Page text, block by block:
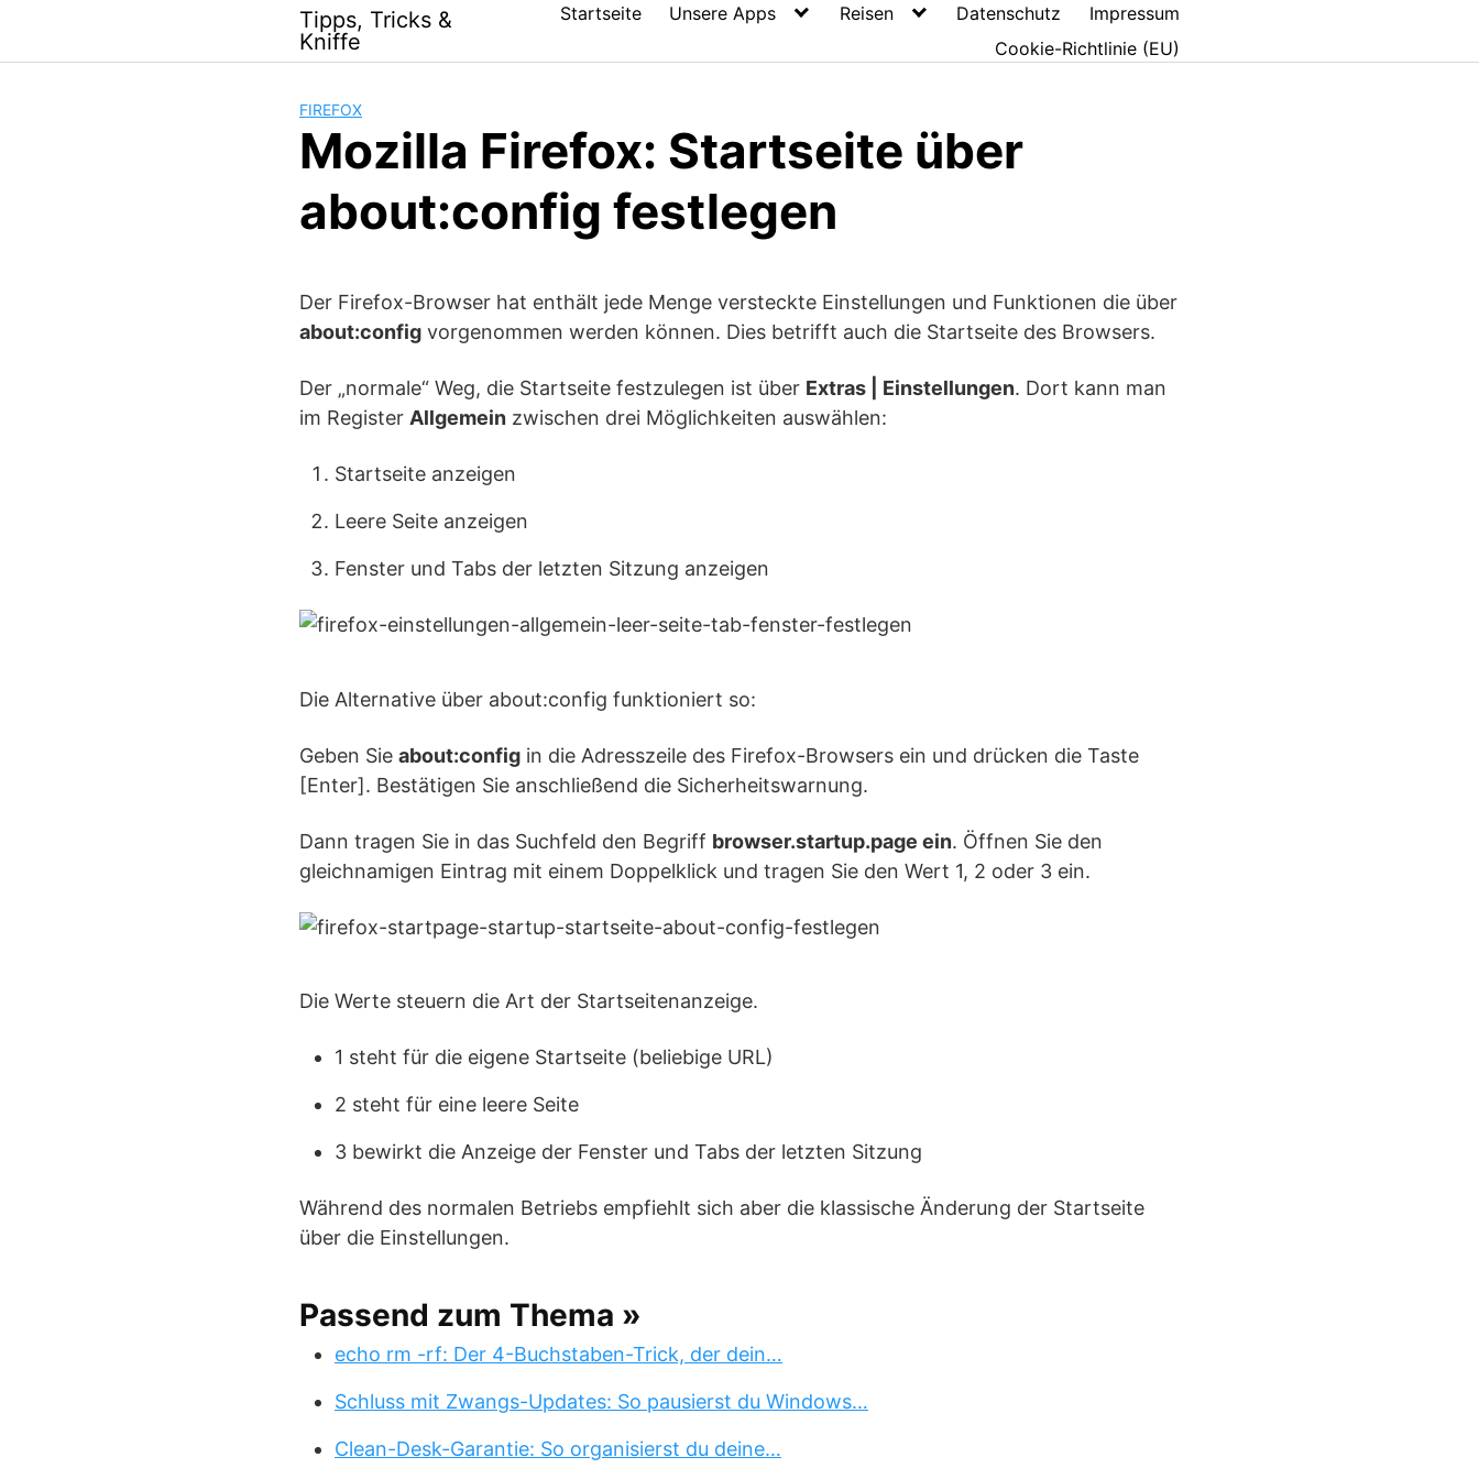
content
Tipps, Tricks &
Kniffe
Startseite Unsere Apps Reisen Datenschutz
Impressum
Cookie-Richtlinie (EU)
FIREFOX
Mozilla Firefox: Startseite über
about:config festlegen
Der Firefox-Browser hat enthält jede Menge versteckte Einstellungen und Funktionen die über
about:config vorgenommen werden können. Dies betrifft auch die Startseite des Browsers.
Der „normale“ Weg, die Startseite festzulegen ist über Extras | Einstellungen. Dort kann man
im Register Allgemein zwischen drei Möglichkeiten auswählen:
Startseite anzeigen
Leere Seite anzeigen
Fenster und Tabs der letzten Sitzung anzeigen
Die Alternative über about:config funktioniert so:
Geben Sie about:config in die Adresszeile des Firefox-Browsers ein und drücken die Taste
[Enter]. Bestätigen Sie anschließend die Sicherheitswarnung.
Dann tragen Sie in das Suchfeld den Begriff browser.startup.page ein. Öffnen Sie den
gleichnamigen Eintrag mit einem Doppelklick und tragen Sie den Wert 1, 2 oder 3 ein.
Die Werte steuern die Art der Startseitenanzeige.
1 steht für die eigene Startseite (beliebige URL)
2 steht für eine leere Seite
3 bewirkt die Anzeige der Fenster und Tabs der letzten Sitzung
Während des normalen Betriebs empfiehlt sich aber die klassische Änderung der Startseite
über die Einstellungen.
Passend zum Thema »
echo rm -rf: Der 4-Buchstaben-Trick, der dein…
Schluss mit Zwangs-Updates: So pausierst du Windows…
Clean-Desk-Garantie: So organisierst du deine…